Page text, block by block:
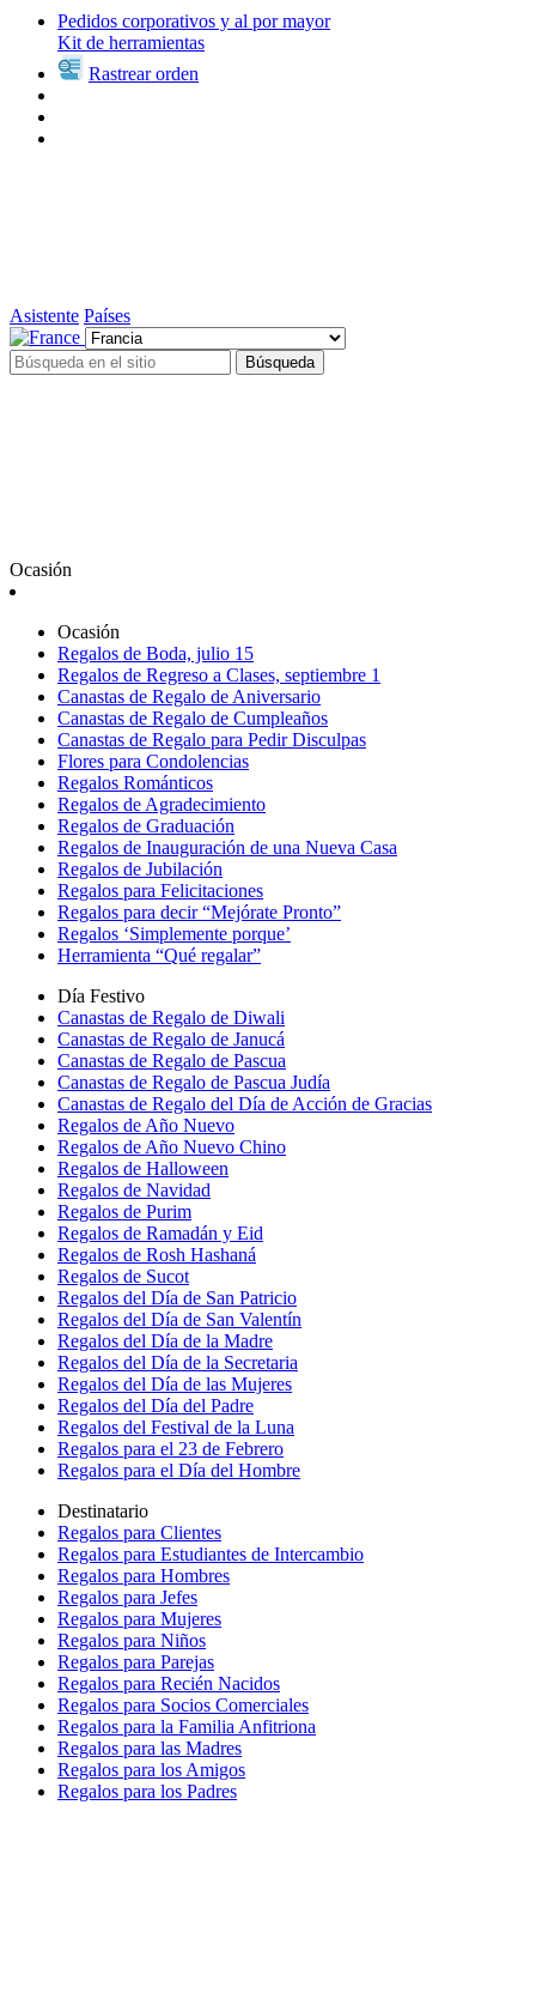
Pedidos corporativos y al por mayor
Kit de herramientas
Rastrear orden
Asistente Países
Búsqueda
Ocasión
Ocasión
Regalos de Boda, julio 15
Regalos de Regreso a Clases, septiembre 1
Canastas de Regalo de Aniversario
Canastas de Regalo de Cumpleaños
Canastas de Regalo para Pedir Disculpas
Flores para Condolencias
Regalos Románticos
Regalos de Agradecimiento
Regalos de Graduación
Regalos de Inauguración de una Nueva Casa
Regalos de Jubilación
Regalos para Felicitaciones
Regalos para decir “Mejórate Pronto”
Regalos ‘Simplemente porque’
Herramienta “Qué regalar”
Día Festivo
Canastas de Regalo de Diwali
Canastas de Regalo de Janucá
Canastas de Regalo de Pascua
Canastas de Regalo de Pascua Judía
Canastas de Regalo del Día de Acción de Gracias
Regalos de Año Nuevo
Regalos de Año Nuevo Chino
Regalos de Halloween
Regalos de Navidad
Regalos de Purim
Regalos de Ramadán y Eid
Regalos de Rosh Hashaná
Regalos de Sucot
Regalos del Día de San Patricio
Regalos del Día de San Valentín
Regalos del Día de la Madre
Regalos del Día de la Secretaria
Regalos del Día de las Mujeres
Regalos del Día del Padre
Regalos del Festival de la Luna
Regalos para el 23 de Febrero
Regalos para el Día del Hombre
Destinatario
Regalos para Clientes
Regalos para Estudiantes de Intercambio
Regalos para Hombres
Regalos para Jefes
Regalos para Mujeres
Regalos para Niños
Regalos para Parejas
Regalos para Recién Nacidos
Regalos para Socios Comerciales
Regalos para la Familia Anfitriona
Regalos para las Madres
Regalos para los Amigos
Regalos para los Padres